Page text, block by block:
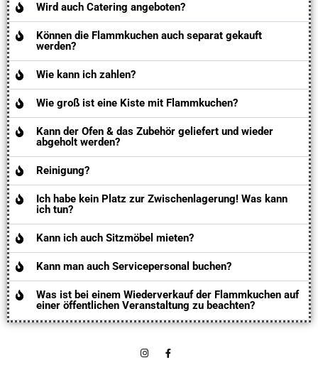
Wird auch Catering angeboten?
Können die Flammkuchen auch separat gekauft
werden?
Wie kann ich zahlen?
Wie groß ist eine Kiste mit Flammkuchen?
Kann der Ofen & das Zubehör geliefert und wieder
abgeholt werden?
Reinigung?
Ich habe kein Platz zur Zwischenlagerung! Was kann
ich tun?
Kann ich auch Sitzmöbel mieten?
Kann man auch Servicepersonal buchen?
Was ist bei einem Wiederverkauf der Flammkuchen auf
einer öffentlichen Veranstaltung zu beachten?